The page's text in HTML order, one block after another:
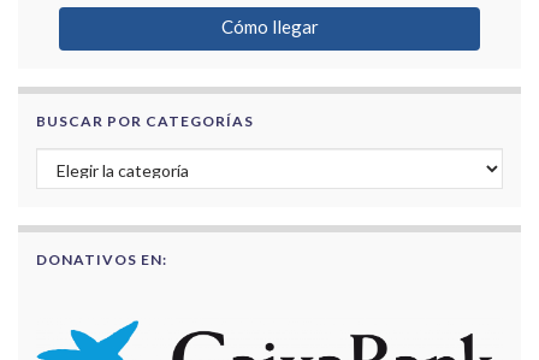
Cómo llegar
BUSCAR POR CATEGORÍAS
Buscar por categorías
DONATIVOS EN: